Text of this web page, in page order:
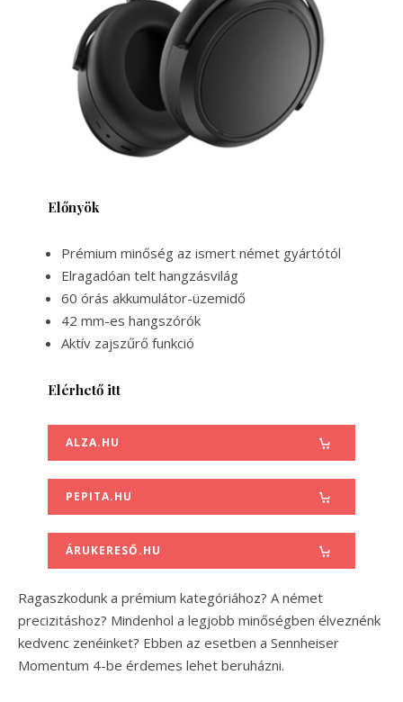
Előnyök
Prémium minőség az ismert német gyártótól
Elragadóan telt hangzásvilág
60 órás akkumulátor-üzemidő
42 mm-es hangszórók
Aktív zajszűrő funkció
Elérhető itt
ALZA.HU
PEPITA.HU
ÁRUKERESŐ.HU
Ragaszkodunk a prémium kategóriához? A német
precizitáshoz? Mindenhol a legjobb minőségben élveznénk
kedvenc zenéinket? Ebben az esetben a Sennheiser
Momentum 4-be érdemes lehet beruházni.